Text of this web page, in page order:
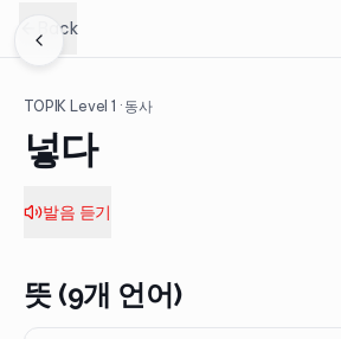
Back
TOPIK Level1 · 동사
넣다
발음 듣기
뜻 (9개 언어)